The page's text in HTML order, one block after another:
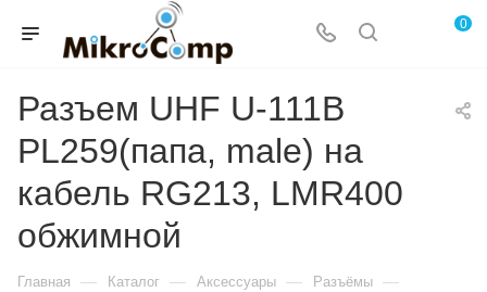
0
Разъем UHF U-111B
PL259(папа, male) на
кабель RG213, LMR400
обжимной
Главная — Каталог — Аксессуары — Разъёмы —